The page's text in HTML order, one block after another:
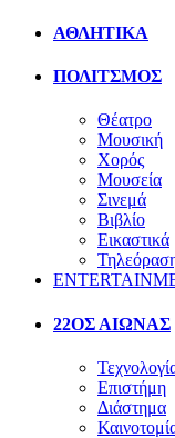
ΑΘΛΗΤΙΚΑ
ΠΟΛΙΤΣΜΟΣ
Θέατρο
Μουσική
Χορός
Μουσεία
Σινεμά
Βιβλίο
Εικαστικά
22ΟΣ ΑΙΩΝΑΣ
Επιστήμη
Διάστημα